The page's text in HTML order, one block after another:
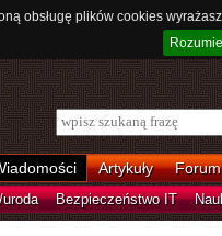
obsługę plików cookies
Artykuły Forum
Bezpieczeństwo IT